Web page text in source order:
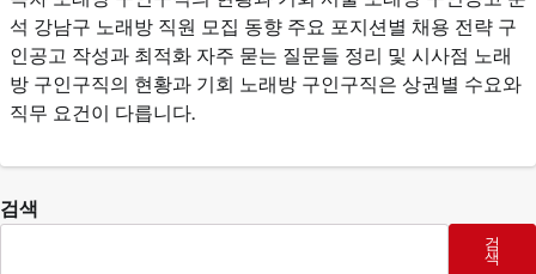
석 강남구 노래방 직원 모집 동향 주요 포지션별 채용 전략 구
인공고 작성과 최적화 자주 묻는 질문들 정리 및 시사점 노래
방 구인구직의 현황과 기회 노래방 구인구직은 상권별 수요와
직무 요건이 다릅니다.
검색
검
색